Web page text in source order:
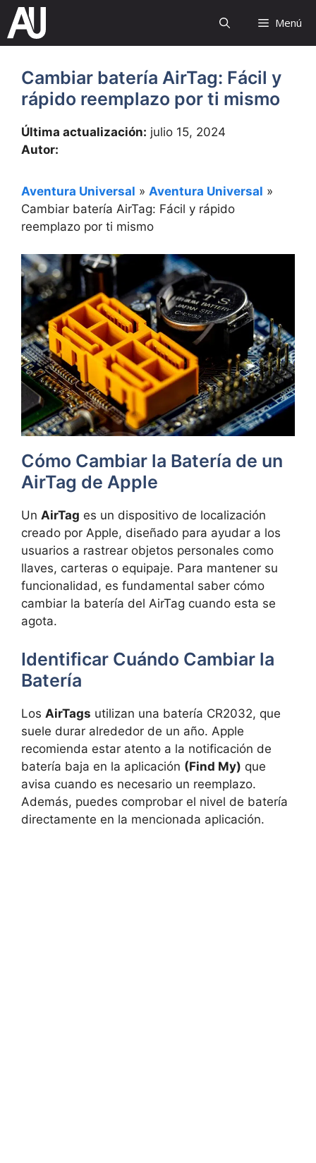
Saltar
contenido
Menú
Cambiar batería AirTag: Fácil y
rápido reemplazo por ti mismo
Última actualización: julio 15, 2024
Autor:
Aventura Universal » Aventura Universal »
Cambiar batería AirTag: Fácil y rápido
reemplazo por ti mismo
Cómo Cambiar la Batería de un
AirTag de Apple
Un AirTag es un dispositivo de localización
creado por Apple, diseñado para ayudar a los
usuarios a rastrear objetos personales como
llaves, carteras o equipaje. Para mantener su
funcionalidad, es fundamental saber cómo
cambiar la batería del AirTag cuando esta se
agota.
Identificar Cuándo Cambiar la
Batería
Los AirTags utilizan una batería CR2032, que
suele durar alrededor de un año. Apple
recomienda estar atento a la notificación de
batería baja en la aplicación (Find My) que
avisa cuando es necesario un reemplazo.
Además, puedes comprobar el nivel de batería
directamente en la mencionada aplicación.